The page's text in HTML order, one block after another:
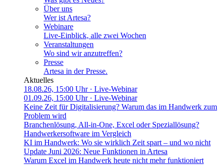
Über uns
Wer ist Artesa?
Webinare
Live-Einblick, alle zwei Wochen
Veranstaltungen
Wo sind wir anzutreffen?
Presse
Artesa in der Presse.
Aktuelles
18.08.26, 15:00 Uhr· Live-Webinar
01.09.26, 15:00 Uhr· Live-Webinar
Keine Zeit für Digitalisierung? Warum das im Handwerk zum
Problem wird
Branchenlösung, All-in-One, Excel oder Speziallösung?
Handwerkersoftware im Vergleich
KI im Handwerk: Wo sie wirklich Zeit spart – und wo nicht
Update Juni 2026: Neue Funktionen in Artesa
Warum Excel im Handwerk heute nicht mehr funktioniert